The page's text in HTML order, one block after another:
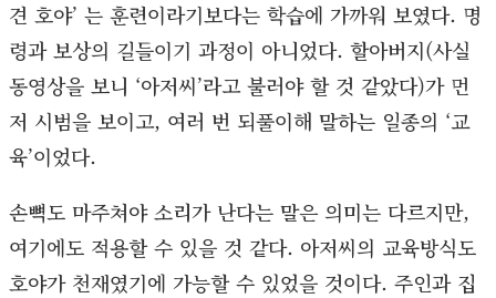
견 호야’ 는 훈련이라기보다는 학습에 가까워 보였다. 명
령과 보상의 길들이기 과정이 아니었다. 할아버지(사실
동영상을 보니 ‘아저씨’라고 불러야 할 것 같았다)가 먼
저 시범을 보이고, 여러 번 되풀이해 말하는 일종의 ‘교
육’이었다.
손뼉도 마주쳐야 소리가 난다는 말은 의미는 다르지만,
여기에도 적용할 수 있을 것 같다. 아저씨의 교육방식도
호야가 천재였기에 가능할 수 있었을 것이다. 주인과 집